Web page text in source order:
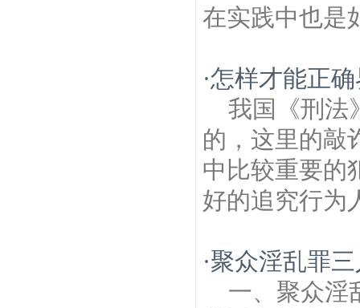
在实践中也是
·怎样才能正
我国《刑法
的，这里的敲
中比较重要的
好的追究行为
·聚众淫乱罪
一、聚众淫